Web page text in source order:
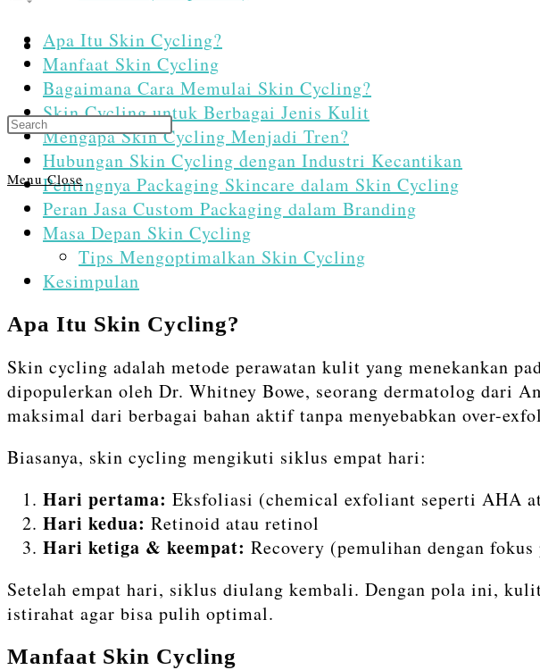
Toggle
website
search
Press
Escape
to
close
the
search
panel.
Menu Close
Apa Itu Skin Cycling?
Manfaat Skin Cycling
Bagaimana Cara Memulai Skin Cycling?
Skin Cycling untuk Berbagai Jenis Kulit
Mengapa Skin Cycling Menjadi Tren?
Hubungan Skin Cycling dengan Industri Kecantikan
Pentingnya Packaging Skincare dalam Skin Cycling
Peran Jasa Custom Packaging dalam Branding
Masa Depan Skin Cycling
Tips Mengoptimalkan Skin Cycling
Kesimpulan
Apa Itu Skin Cycling?
Skin cycling adalah metode perawatan kulit yang menekankan
dipopulerkan oleh Dr. Whitney Bowe, seorang dermatolog dari
maksimal dari berbagai bahan aktif tanpa menyebabkan over-
Biasanya, skin cycling mengikuti siklus empat hari:
Hari pertama: Eksfoliasi (chemical exfoliant seperti AHA
Hari kedua: Retinoid atau retinol
Hari ketiga & keempat: Recovery (pemulihan dengan
Setelah empat hari, siklus diulang kembali. Dengan pola ini,
istirahat agar bisa pulih optimal.
Manfaat Skin Cycling